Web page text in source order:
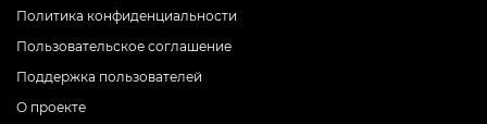
Политика конфиденциальности
Пользовательское соглашение
Поддержка пользователей
О проекте